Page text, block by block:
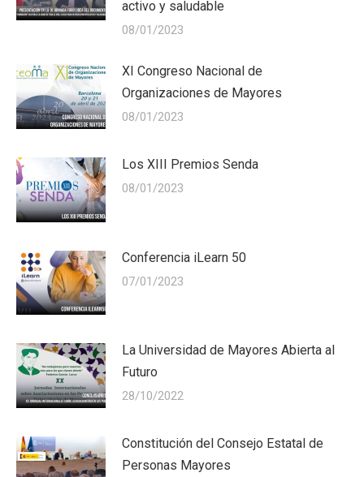
activo y saludable
08/01/2023
XI Congreso Nacional de
Organizaciones de Mayores
08/01/2023
Los XIII Premios Senda
08/01/2023
Conferencia iLearn 50
07/01/2023
La Universidad de Mayores Abierta al
Futuro
28/10/2022
Constitución del Consejo Estatal de
Personas Mayores